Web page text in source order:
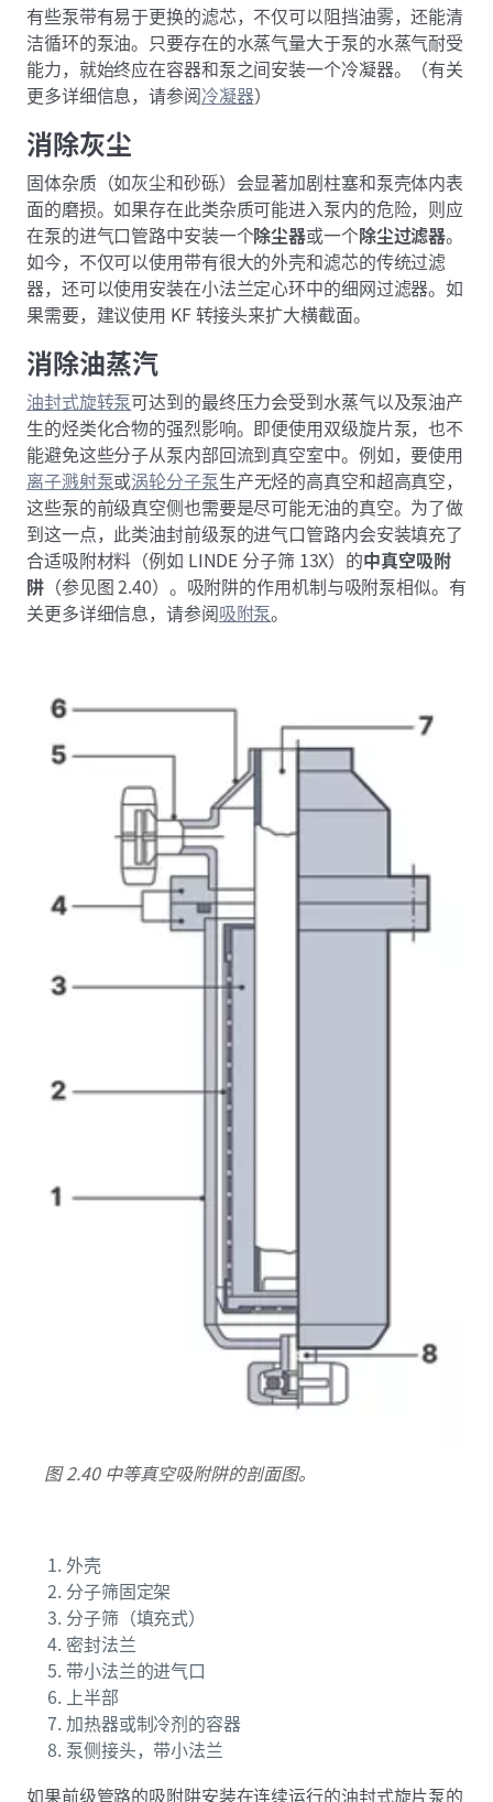
有些泵带有易于更换的滤芯，不仅可以阻挡油雾，还能清
洁循环的泵油。只要存在的水蒸气量大于泵的水蒸气耐受
能力，就始终应在容器和泵之间安装一个冷凝器。（有关
更多详细信息，请参阅冷凝器）
消除灰尘
固体杂质（如灰尘和砂砾）会显著加剧柱塞和泵壳体内表
面的磨损。如果存在此类杂质可能进入泵内的危险，则应
在泵的进气口管路中安装一个除尘器或一个除尘过滤器。
如今，不仅可以使用带有很大的外壳和滤芯的传统过滤
器，还可以使用安装在小法兰定心环中的细网过滤器。如
果需要，建议使用 KF 转接头来扩大横截面。
消除油蒸汽
油封式旋转泵可达到的最终压力会受到水蒸气以及泵油产
生的烃类化合物的强烈影响。即便使用双级旋片泵，也不
能避免这些分子从泵内部回流到真空室中。例如，要使用
离子溅射泵或涡轮分子泵生产无烃的高真空和超高真空，
这些泵的前级真空侧也需要是尽可能无油的真空。为了做
到这一点，此类油封前级泵的进气口管路内会安装填充了
合适吸附材料（例如 LINDE 分子筛 13X）的中真空吸附
阱（参见图 2.40）。吸附阱的作用机制与吸附泵相似。有
关更多详细信息，请参阅吸附泵。
图 2.40 中等真空吸附阱的剖面图。
外壳
分子筛固定架
分子筛（填充式）
密封法兰
带小法兰的进气口
上半部
加热器或制冷剂的容器
泵侧接头，带小法兰
如果前级管路的吸附阱安装在连续运行的油封式旋片泵的